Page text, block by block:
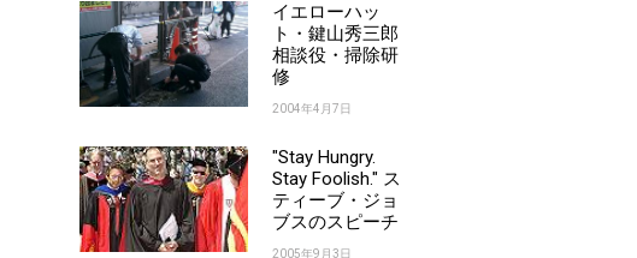
イエローハッ
ト・鍵山秀三郎
相談役・掃除研
修
2004年4月7日
"Stay Hungry.
Stay Foolish." ス
ティーブ・ジョ
ブスのスピーチ
2005年9月3日